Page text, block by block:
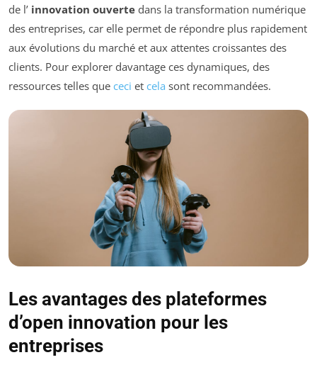
de l’ innovation ouverte dans la transformation numérique
des entreprises, car elle permet de répondre plus rapidement
aux évolutions du marché et aux attentes croissantes des
clients. Pour explorer davantage ces dynamiques, des
ressources telles que ceci et cela sont recommandées.
Les avantages des plateformes
d’open innovation pour les
entreprises